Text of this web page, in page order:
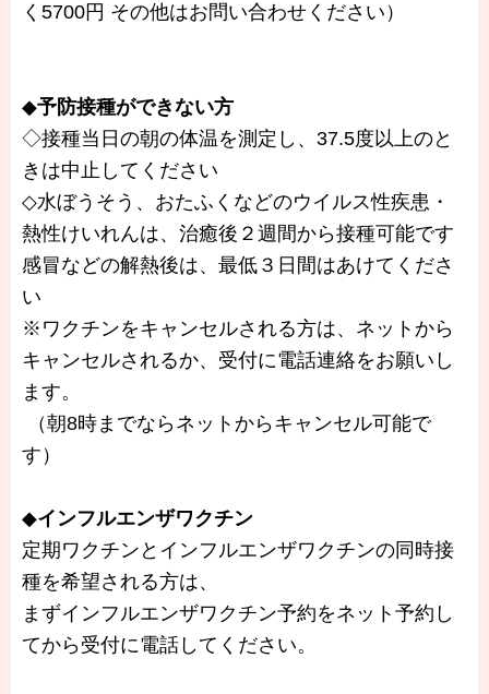
く5700円 その他はお問い合わせください）
◆予防接種ができない方
◇接種当日の朝の体温を測定し、37.5度以上のと
きは中止してください
◇水ぼうそう、おたふくなどのウイルス性疾患・
熱性けいれんは、治癒後２週間から接種可能です
感冒などの解熱後は、最低３日間はあけてくださ
い
※ワクチンをキャンセルされる方は、ネットから
キャンセルされるか、受付に電話連絡をお願いし
ます。
（朝8時までならネットからキャンセル可能で
す）
◆インフルエンザワクチン
定期ワクチンとインフルエンザワクチンの同時接
種を希望される方は、
まずインフルエンザワクチン予約をネット予約し
てから受付に電話してください。